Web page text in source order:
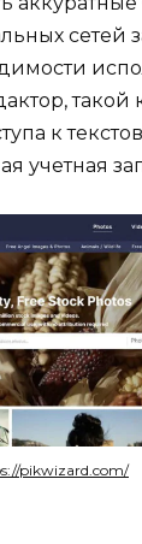
сетей
такой
к
учетная
pikwizard.com/